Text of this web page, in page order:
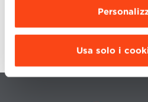
Usa solo i
Per informazioni scrivere a